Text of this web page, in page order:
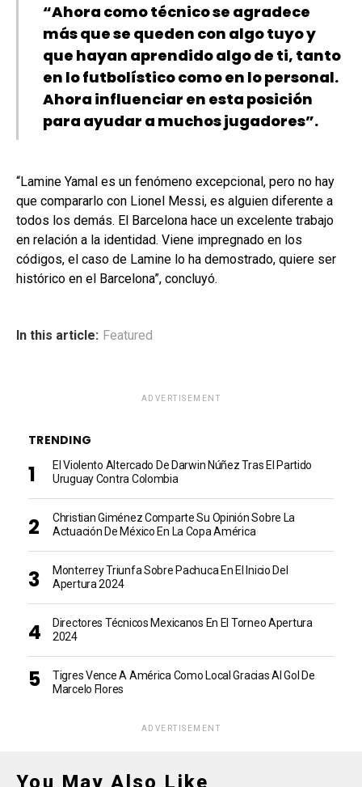
“Ahora como técnico se agradece
más que se queden con algo tuyo y
que hayan aprendido algo de ti, tanto
en lo futbolístico como en lo personal.
Ahora influenciar en esta posición
para ayudar a muchos jugadores”.
“Lamine Yamal es un fenómeno excepcional, pero no hay
que compararlo con Lionel Messi, es alguien diferente a
todos los demás. El Barcelona hace un excelente trabajo
en relación a la identidad. Viene impregnado en los
códigos, el caso de Lamine lo ha demostrado, quiere ser
histórico en el Barcelona”, concluyó.
In this article: Featured
ADVERTISEMENT
TRENDING
El Violento Altercado De Darwin Núñez Tras El Partido
Uruguay Contra Colombia
Christian Giménez Comparte Su Opinión Sobre La
Actuación De México En La Copa América
Monterrey Triunfa Sobre Pachuca En El Inicio Del
Apertura 2024
Directores Técnicos Mexicanos En El Torneo Apertura
2024
Tigres Vence A América Como Local Gracias Al Gol De
Marcelo Flores
ADVERTISEMENT
You May Also Like